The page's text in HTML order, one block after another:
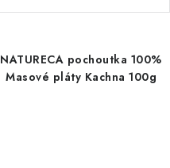
NATURECA pochoutka 100%
Masové pláty Kachna 100g